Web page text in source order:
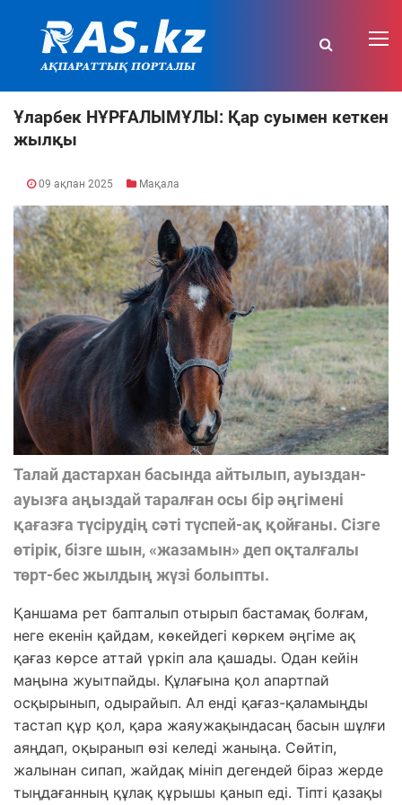
Ұларбек НҰРҒАЛЫМҰЛЫ: Қар суымен кеткен
жылқы
09 ақпан 2025 Мақала
Талай дастархан басында айтылып, ауыздан-
ауызға аңыздай таралған осы бір әңгімені
қағазға түсірудің сәті түспей-ақ қойғаны. Сізге
өтірік, бізге шын, «жазамын» деп оқталғалы
төрт-бес жылдың жүзі болыпты.
Қаншама рет бапталып отырып бастамақ болғам,
неге екенін қайдам, көкейдегі көркем әңгіме ақ
қағаз көрсе аттай үркіп ала қашады. Одан кейін
маңына жуытпайды. Құлағына қол апартпай
осқырынып, одырайып. Ал енді қағаз-қаламыңды
тастап құр қол, қара жаяужақындасаң басын шұлғи
аяңдап, оқыранып өзі келеді жаныңа. Сөйтіп,
жалынан сипап, жайдақ мініп дегендей біраз жерде
тыңдағанның құлақ құрышы қанып еді. Тіпті қазақы